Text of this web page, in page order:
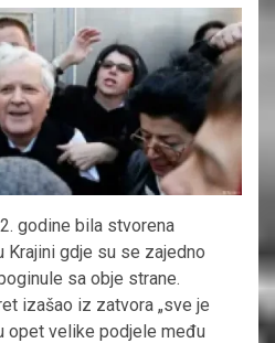
godine bila stvorena
Krajini gdje su se zajedno
sa obje strane.
izašao iz zatvora „sve je
opet velike podjele među